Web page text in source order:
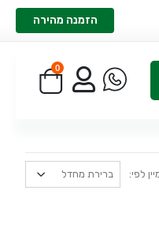
הזמנה מהירה
0
לפי: